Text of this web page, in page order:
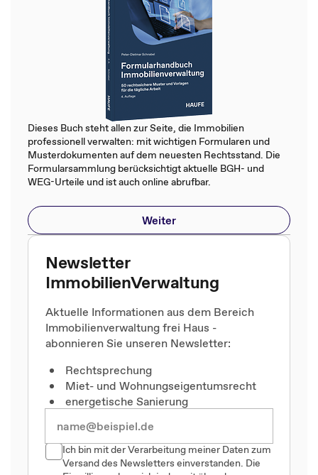
Dieses Buch steht allen zur Seite, die Immobilien
professionell verwalten: mit wichtigen Formularen und
Musterdokumenten auf dem neuesten Rechtsstand. Die
Formularsammlung berücksichtigt aktuelle BGH- und
WEG-Urteile und ist auch online abrufbar.
Weiter
Newsletter
ImmobilienVerwaltung
Aktuelle Informationen aus dem Bereich
Immobilienverwaltung frei Haus -
abonnieren Sie unseren Newsletter:
Rechtsprechung
Miet- und Wohnungseigentumsrecht
energetische Sanierung
Ich bin mit der Verarbeitung meiner Daten zum
Versand des Newsletters einverstanden. Die